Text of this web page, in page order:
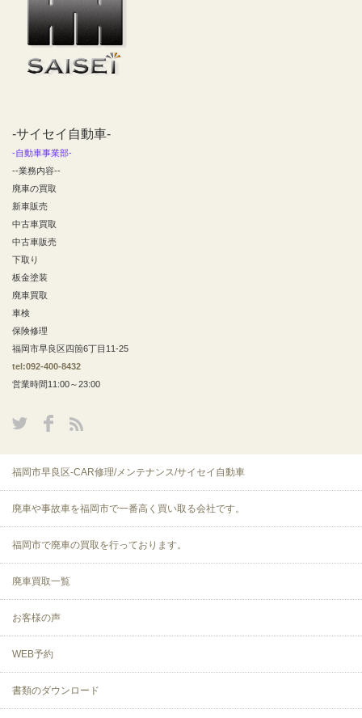
-サイセイ自動車-
-自動車事業部-
--業務内容--
廃車の買取
新車販売
中古車買取
中古車販売
下取り
板金塗装
廃車買取
車検
保険修理
福岡市早良区四箇6丁目11-25
tel:092-400-8432
営業時間11:00～23:00
福岡市早良区-CAR修理/メンテナンス/サイセイ自動車
廃車や事故車を福岡市で一番高く買い取る会社です。
福岡市で廃車の買取を行っております。
廃車買取一覧
お客様の声
WEB予約
書類のダウンロード